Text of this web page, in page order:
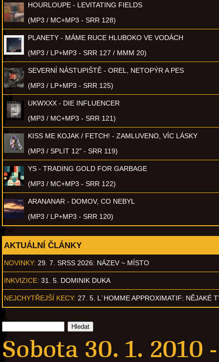
HOURLOUPE - LEVITATING FIELDS
(MP3 / MC+MP3 - SRR 128)
PLANETY - MÁME RUCE HLUBOKO VE VODÁCH
(MP3 / LP+MP3 - SRR 127 / MMM 20)
SEVERNÍ NÁSTUPIŠTĚ - OREL, NETOPÝR A PES
(MP3 / LP+MP3 - SRR 125)
UKWXXX - DIE INFLUENCER
(MP3 / MC+MP3 - SRR 121)
KISS ME KOJAK / FETCH! - ZAMLUVENO, VÍC LÁSKY
(MP3 / SPLIT 12" - SRR 119)
YS - TRADING GOLD FOR GARBAGE
(MP3 / MC+MP3 - SRR 122)
ARANANAR - DOMOV, CO NEBYL
(MP3 / LP+MP3 - SRR 120)
AKTUÁLNÍ ČLÁNKY
NOVINKY: 29. 7. SRSS 2026: NÁZEV ~ MÍSTO
INKVIZICE: 31. 5. DOMINIK DUKA
NEJCHYTŘEJŠÍ KECY: 27. 5. L´HOMME APPROXIMATIF: NĚJAKÉ
Sobota 30. 1. 2010